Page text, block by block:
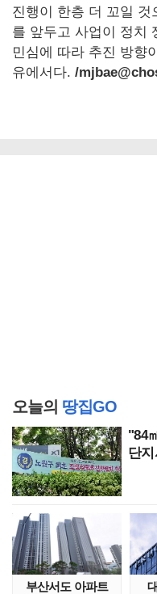
진행이 한층 더 꼬일 것
를 앞두고 사업이 정치
민심에 따라 추진 방향
유에서다. /
오늘의 땅집GO
"84
단
부산서도 아파트